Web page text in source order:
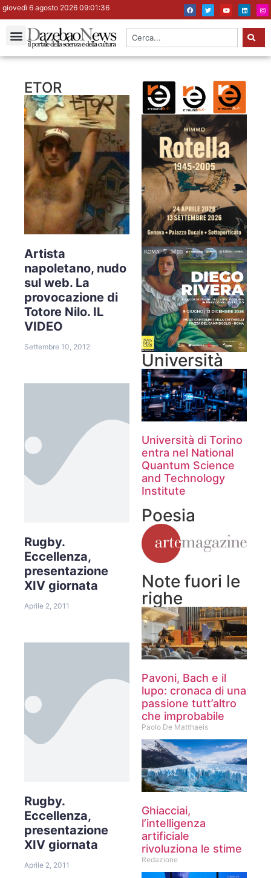
giovedì 6 agosto 2026 09:01:36
ETOR
Artista
napoletano, nudo
sul web. La
provocazione di
Totore Nilo. IL
VIDEO
Settembre 10, 2012
Rugby.
Eccellenza,
presentazione
XIV giornata
Aprile 2, 2011
Rugby.
Eccellenza,
presentazione
XIV giornata
Aprile 2, 2011
Università
Università di Torino
entra nel National
Quantum Science
and Technology
Institute
Poesia
Note fuori le
righe
Pavoni, Bach e il
lupo: cronaca di una
passione tutt’altro
che improbabile
Paolo De Matthaeis
Ghiacciai,
l’intelligenza
artificiale
rivoluziona le stime
Redazione